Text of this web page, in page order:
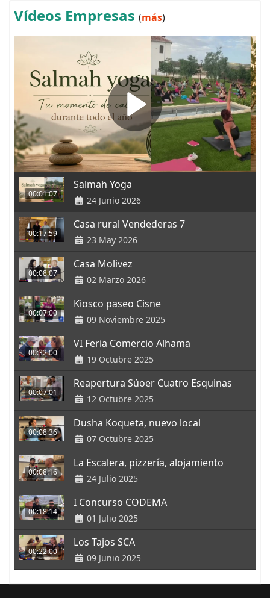
Vídeos Empresas (más)
00:01:07
Salmah Yoga
24 Junio 2026
00:17:59
Casa rural Vendederas 7
23 May 2026
00:08:07
Casa Molivez
02 Marzo 2026
00:07:00
Kiosco paseo Cisne
09 Noviembre 2025
00:32:00
VI Feria Comercio Alhama
19 Octubre 2025
00:07:01
Reapertura Súoer Cuatro Esquinas
12 Octubre 2025
00:08:36
Dusha Koqueta, nuevo local
07 Octubre 2025
00:08:16
La Escalera, pizzería, alojamiento
24 Julio 2025
00:18:14
I Concurso CODEMA
01 Julio 2025
00:22:00
Los Tajos SCA
09 Junio 2025